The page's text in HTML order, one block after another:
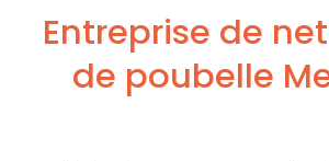
Entreprise de
de poubelle